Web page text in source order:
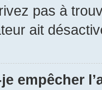
pas à
ait
empêcher